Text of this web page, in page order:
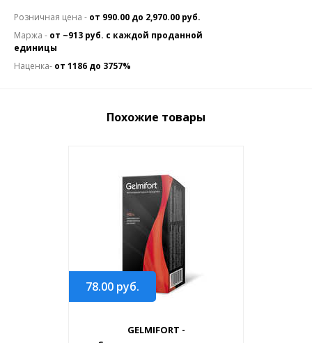
Розничная цена - от 990.00 до 2,970.00 руб.
Маржа - от ~913 руб. с каждой проданной
единицы
Наценка- от 1186 до 3757%
Похожие товары
78.00 руб.
GELMIFORT -